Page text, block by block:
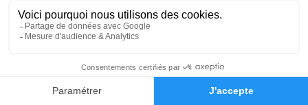
Faire-part Hommages
Cérémonie civile
Je rends hommage